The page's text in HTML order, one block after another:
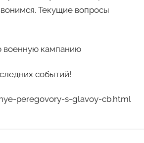
Текущие вопросы
военную кампанию
событий!
peregovory-s-glavoy-cb.html